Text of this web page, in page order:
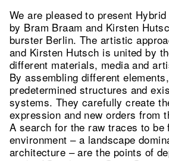
We are pleased to present
by Bram Braam and Kirsten
burster Berlin. The artistic
and Kirsten Hutsch is united by
different materials, media and
By assembling different
predetermined structures and
systems. They carefully create
expression and new orders from
A search for the raw traces to be
environment – a landscape
architecture – are the points of